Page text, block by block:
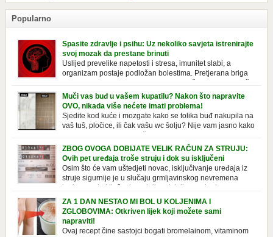
Popularno
Spasite zdravlje i psihu: Uz nekoliko savjeta istrenirajte
svoj mozak da prestane brinuti
Uslijed prevelike napetosti i stresa, imunitet slabi, a
organizam postaje podložan bolestima. Pretjerana briga
izazvati stres, depresiju, umor i loše zdravstveno stanje. Jeste li znali da
pretjerana briga može povećati broj otkucaja srca, otežati disanje i
izazvati bljedilo lica? Krv se povlači s površine i odlazi […]
Muči vas buđ u vašem kupatilu? Nakon što napravite
OVO, nikada više nećete imati problema!
Sjedite kod kuće i mozgate kako se tolika buđ nakupila na
vaš tuš, pločice, ili čak vašu wc šolju? Nije vam jasno kako
ne izgleda nikako lijepo. Na svu sreću, donosimo vam jednostavan
pripravak koji sami možete napraviti u vašem domu, a […]
ZBOG OVOGA DOBIJATE VELIK RAČUN ZA STRUJU:
Ovih pet uređaja troše struju i dok su isključeni
Osim što će vam uštedjeti novac, isključivanje uređaja iz
struje sigurnije je u slučaju grmljavinskog nevremena
kada su svi uključeni uređaji pod rizikom od udara groma.
Znate li da vaši kućanski aparati vode tajni život dok su isključeni? Ovo
je popis uređaja koji troše električnu energiju čak i kada su u stanju
mirovanja: Punjač mobitela […]
ZA 1 DAN NESTAO MI BOL U KOLJENIMA I
ZGLOBOVIMA: Otkriven lijek koji možete sami
napraviti!
Ovaj recept čine sastojci bogati bromelainom, vitaminom